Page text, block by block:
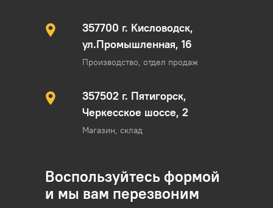
357700 г. Кисловодск,
ул.Промышленная, 16
Производство, отдел продаж
357502 г. Пятигорск,
Черкесское шоссе, 2
Магазин, склад
Воспользуйтесь формой
и мы вам перезвоним